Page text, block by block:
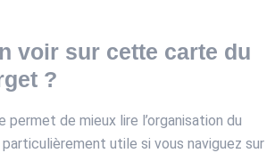
voir sur cette carte du
?
permet de mieux lire l’organisation du
particulièrement utile si vous naviguez sur